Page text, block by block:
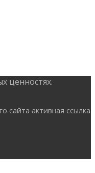
ценностях.
сайта активная ссылка